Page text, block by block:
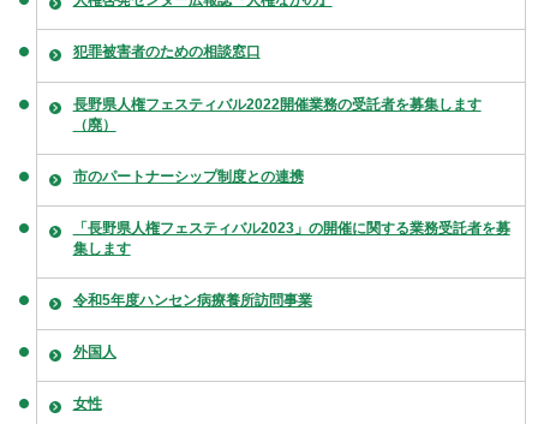
犯罪被害者のための相談窓口
長野県人権フェスティバル2022開催業務の受託者を募集します
（廃）
市のパートナーシップ制度との連携
「長野県人権フェスティバル2023」の開催に関する業務受託者を募
集します
令和5年度ハンセン病療養所訪問事業
外国人
女性